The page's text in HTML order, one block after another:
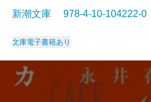
新潮文庫 978-4-10-
文庫電子書籍あり